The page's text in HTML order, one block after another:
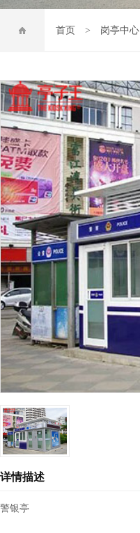
首页 > 岗亭中心
详情描述
警银亭